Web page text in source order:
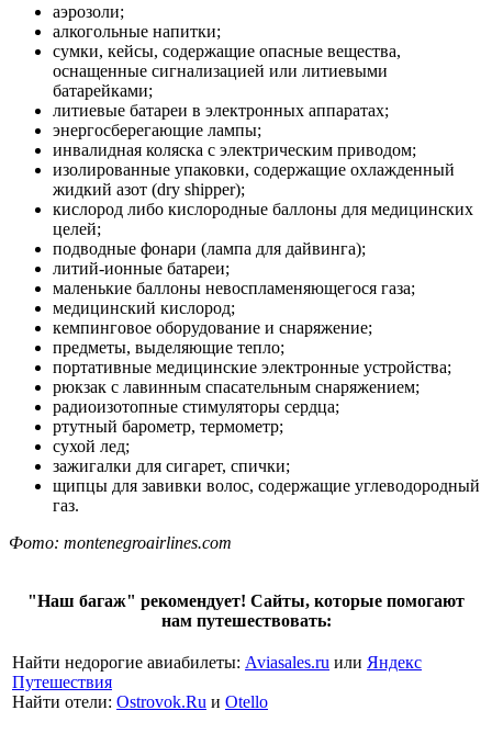
аэрозоли;
алкогольные напитки;
сумки, кейсы, содержащие опасные вещества,
оснащенные сигнализацией или литиевыми
батарейками;
литиевые батареи в электронных аппаратах;
энергосберегающие лампы;
инвалидная коляска с электрическим приводом;
изолированные упаковки, содержащие охлажденный
жидкий азот (dry shipper);
кислород либо кислородные баллоны для медицинских
целей;
подводные фонари (лампа для дайвинга);
литий-ионные батареи;
маленькие баллоны невоспламеняющегося газа;
медицинский кислород;
кемпинговое оборудование и снаряжение;
предметы, выделяющие тепло;
портативные медицинские электронные устройства;
рюкзак с лавинным спасательным снаряжением;
радиоизотопные стимуляторы сердца;
ртутный барометр, термометр;
сухой лед;
зажигалки для сигарет, спички;
щипцы для завивки волос, содержащие углеводородный
газ.
Фото: montenegroairlines.com
"Наш багаж" рекомендует! Сайты, которые помогают
нам путешествовать:
Найти недорогие авиабилеты: Aviasales.ru или Яндекс
Путешествия
Найти отели: Ostrovok.Ru и Otello